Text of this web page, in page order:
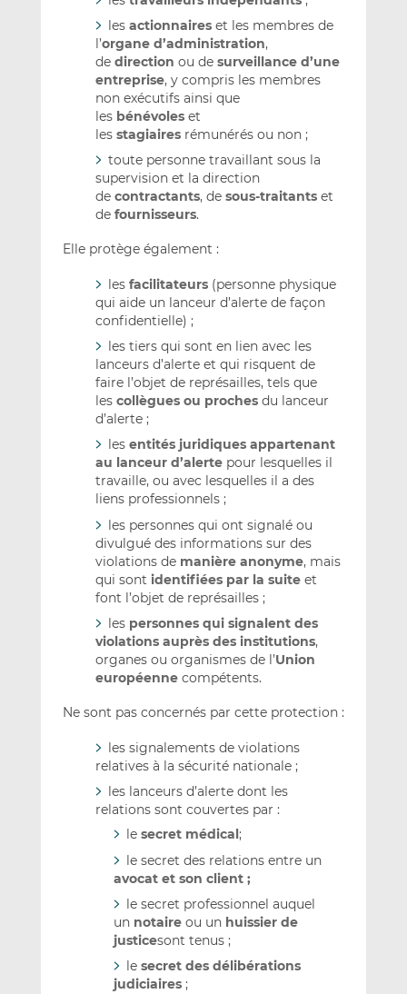
les actionnaireset les membres de
l’organe d’administration,
de direction ou de surveillance d’une
entreprise, y compris les membres
non exécutifs ainsi que
les bénévoleset
les stagiairesrémunérés ou non ;
toute personne travaillant sous la
supervision et la direction
de contractants, de sous-traitantset
de fournisseurs.
Elle protège également :
les facilitateurs (personne physique
qui aide un lanceur d’alerte de façon
confidentielle) ;
les tiers qui sont en lien avec les
lanceurs d’alerte et qui risquent de
faire l’objet de représailles, tels que
les collègues ou prochesdu lanceur
d’alerte ;
les entités juridiques appartenant
au lanceur d’alertepour lesquelles il
travaille, ou avec lesquelles il a des
liens professionnels ;
les personnes qui ont signalé ou
divulgué des informations sur des
violations de manière anonyme, mais
qui sont identifiées par la suiteet
font l’objet de représailles ;
les personnes qui signalent des
violations auprès des institutions,
organes ou organismes de l’Union
européennecompétents.
Ne sont pas concernés par cette protection :
les signalements de violations
relatives à la sécurité nationale ;
les lanceurs d’alerte dont les
relations sont couvertes par :
lesecret médical;
le secret des relations entre un
avocat et son client ;
le secret professionnel auquel
un notaireou un huissier de
justicesont tenus ;
lesecret des délibérations
judiciaires ;